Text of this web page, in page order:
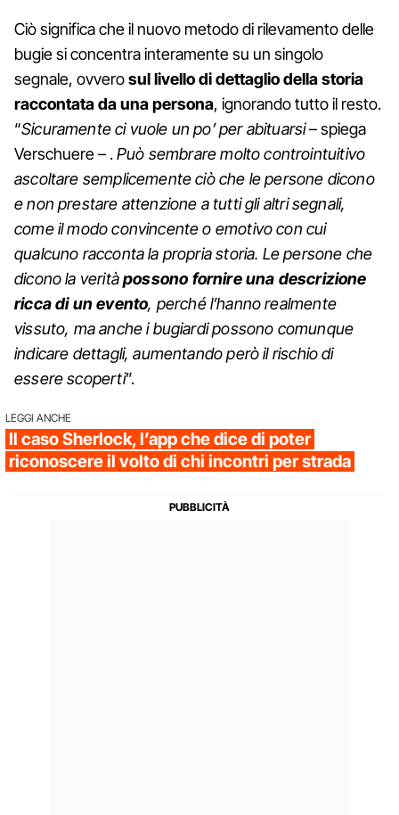
Ciò significa che il nuovo metodo di rilevamento delle
bugie si concentra interamente su un singolo
segnale, ovverosul livello di dettaglio della storia
raccontata da una persona, ignorando tutto il resto.
“Sicuramente ci vuole un po’ per abituarsi– spiega
Verschuere – .Può sembrare molto controintuitivo
ascoltare semplicemente ciò che le persone dicono
e non prestare attenzione a tutti gli altri segnali,
come il modo convincente o emotivo con cui
qualcuno racconta la propria storia. Le persone che
dicono la veritàpossono fornire una descrizione
ricca di un evento, perché l’hanno realmente
vissuto, ma anche i bugiardi possono comunque
indicare dettagli, aumentando però il rischio di
essere scoperti”.
LEGGI ANCHE
Il caso Sherlock, l’app che dice di poter
riconoscere il volto di chi incontri per strada